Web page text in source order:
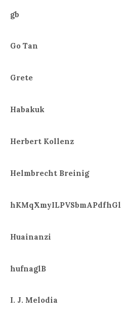
gb
Go Tan
Grete
Habakuk
Herbert Kollenz
Helmbrecht Breinig
hKMqXmyILPVSbmAPdfhGl
Huainanzi
hufnaglB
I. J. Melodia